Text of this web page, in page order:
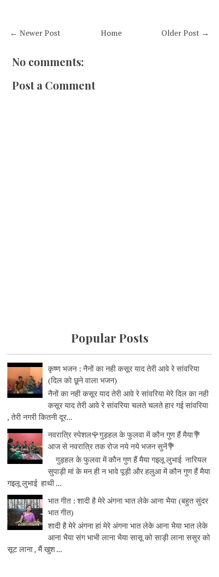
← Newer Post Older Post →
Home
No comments:
Post a Comment
Popular Posts
कृष्ण भजन : नैनों का नही कसूर याद तेरी आवे रे सांवरिया
(दिल को छूने वाला भजन)
नैनों का नही कसूर याद तेरी आवे रे सांवरिया मेरे दिल का नही
कसूर याद तेरी आवे रे सांवरिया चलते चलते हार गई सांवरिया
, तेरी नगरी कितनी दूर...
नवरात्रि स्पेशल🌹गुड़हल के फुलवा में कौन गुण हैं मैया💐
आज से नवरात्रि तक रोज नये नये भजन सुनें💐
गुड़हल के फुलवा में कौन गुण हैं मैया गइलू लुभाई नारियल
सुपाड़ी मां के मन ही न भावे पूड़ी और हलुआ में कौन गुण हैं मैया
गइलू लुभाई हाथी ...
भात गीत : शादी है मेरे अंगना भात लेके आना भैया (बहुत सुंदर
भात गीत)
शादी है मेरे अंगना हां मेरे अंगना भात लेके आना भैया भात लेके
आना भैया संग भाभी लाना भैया सासू को साड़ी लाना ससुर को
सूट लाना , मैं खुश ...